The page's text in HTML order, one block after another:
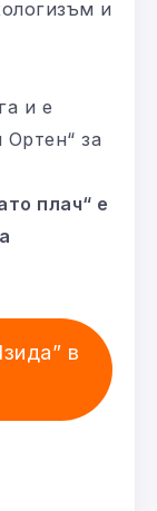
и
и е
за
плач“ е
в